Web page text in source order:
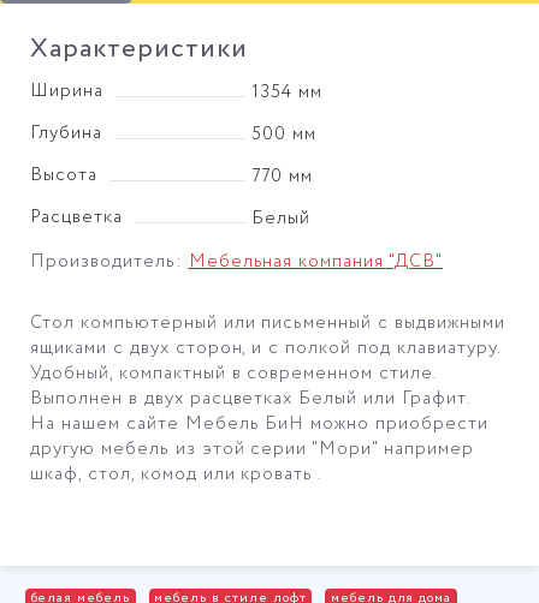
Характеристики
Ширина
1354 мм
Глубина
500 мм
Высота
770 мм
Расцветка
Белый
Производитель:Мебельная компания "ДСВ"
Стол компьютерный или письменный с выдвижными
ящиками с двух сторон, и с полкой под клавиатуру.
Удобный, компактный в современном стиле.
Выполнен в двух расцветках Белый или Графит.
На нашем сайте Мебель БиН можно приобрести
другую мебель из этой серии "Мори" например
шкаф, стол, комод или кровать .
белая мебель мебель в стиле лофт мебель для дома